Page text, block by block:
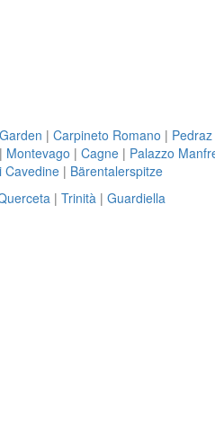
| Carpineto Romano | Pedraz
| Montevago | Cagne | Palazzo
Cavedine | Bärentalerspitze
| Trinità | Guardiella